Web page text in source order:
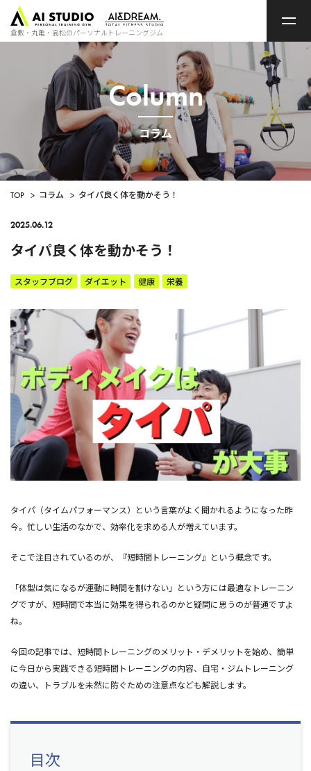
ッ
ペ
ー
ジ
倉敷・丸亀・高松のパーソナルトレーニングジム
Column
コラム
TOP > コラム > タイパ良く体を動かそう！
2025.06.12
タイパ良く体を動かそう！
スタッフブログ ダイエット 健康 栄養
タイパ（タイムパフォーマンス）という言葉がよく聞かれるようになった昨
今。忙しい生活のなかで、効率化を求める人が増えています。
そこで注目されているのが、『短時間トレーニング』という概念です。
「体型は気になるが運動に時間を割けない」という方には最適なトレーニン
グですが、短時間で本当に効果を得られるのかと疑問に思うのが普通ですよ
ね。
今回の記事では、短時間トレーニングのメリット・デメリットを始め、簡単
に今日から実践できる短時間トレーニングの内容、自宅・ジムトレーニング
の違い、トラブルを未然に防ぐための注意点なども解説します。
目次